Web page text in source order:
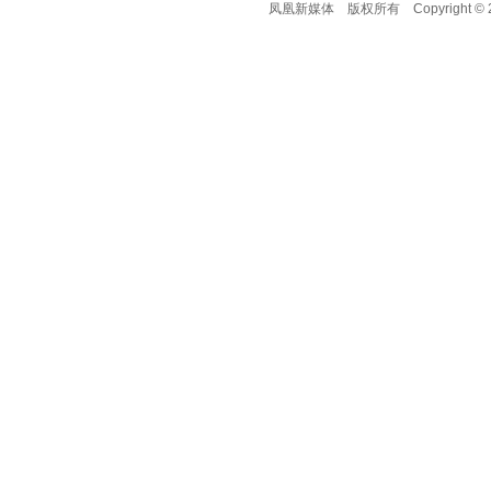
凤凰新媒体
版权所有 Copyright ©